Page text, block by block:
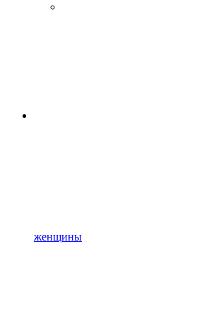
женщины